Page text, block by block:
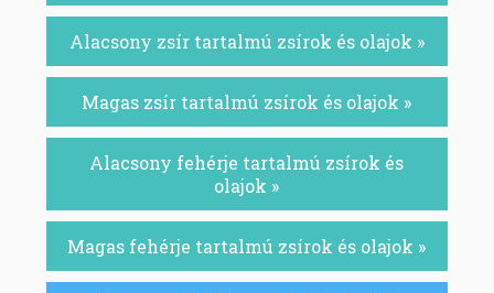
Alacsony zsír tartalmú zsírok és olajok »
Magas zsír tartalmú zsírok és olajok »
Alacsony fehérje tartalmú zsírok és
olajok »
Magas fehérje tartalmú zsírok és olajok »